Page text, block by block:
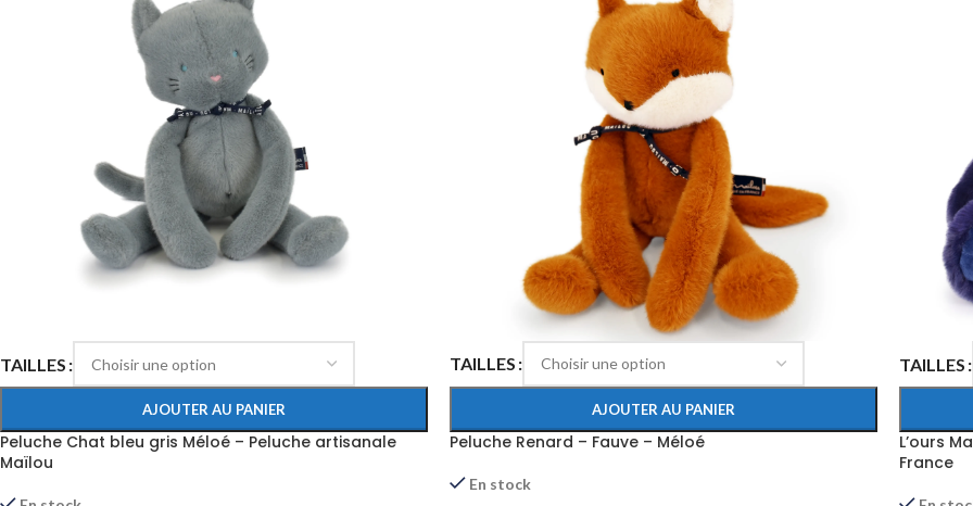
TAILLES
AJOUTER AU PANIER
Peluche Chat bleu gris Méloé – Peluche artisanale
Maïlou
TAILLES
AJOUTER AU PANIER
Peluche Renard – Fauve – Méloé
En stock
TAILLES
L’ours
France